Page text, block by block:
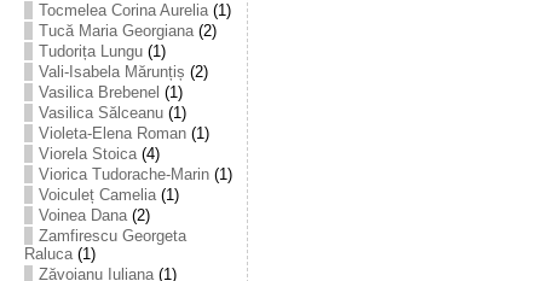
Tocmelea Corina Aurelia(1)
Tucă Maria Georgiana(2)
Tudorița Lungu(1)
Vali-Isabela Mărunțiș (2)
Vasilica Brebenel (1)
Vasilica Sălceanu(1)
Violeta-Elena Roman(1)
Viorela Stoica(4)
Viorica Tudorache-Marin(1)
Voiculeț Camelia(1)
Voinea Dana(2)
Zamfirescu Georgeta
Raluca(1)
Zăvoianu Iuliana(1)